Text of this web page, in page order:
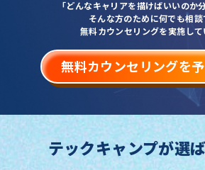
「どんなキャリアを描けばいいのか
そんな方のために何でも相談
無料カウンセリングを実施して
無料カウンセリングを
テックキャンプが選